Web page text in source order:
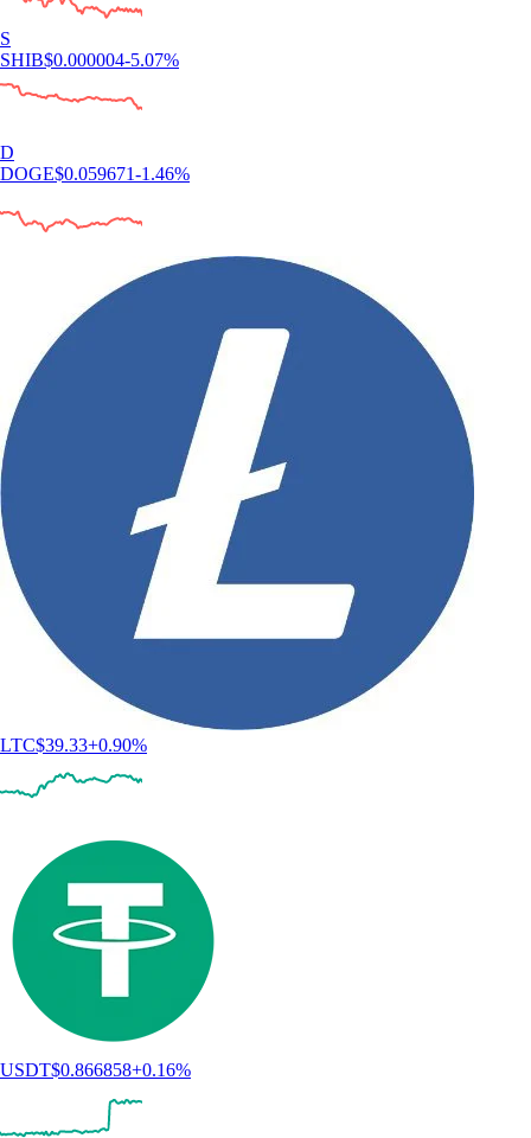
S
SHIB$0.000004-5.07%
D
DOGE$0.059671-1.46%
LTC$39.33+0.90%
USDT$0.866858+0.16%